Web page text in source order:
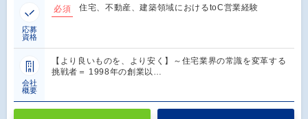
応募
資格
必須 住宅、不動産、建築領域におけるtoC営業経験
会社
概要
【より良いものを、より安く】～住宅業界の常識を変革する
挑戦者＝ 1998年の創業以…